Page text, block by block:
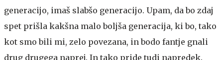
generacijo, imaš slabšo generacijo. Upam, da bo zdaj
spet prišla kakšna malo boljša generacija, ki bo, tako
kot smo bili mi, zelo povezana, in bodo fantje gnali
drug drugega naprej. In tako pride tudi napredek.